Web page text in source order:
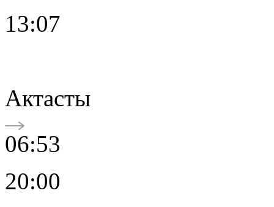
13:07
Актасты
06:53
20:00